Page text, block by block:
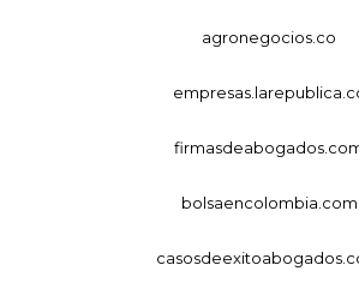
agronegocios.co
bolsaencolombia.com